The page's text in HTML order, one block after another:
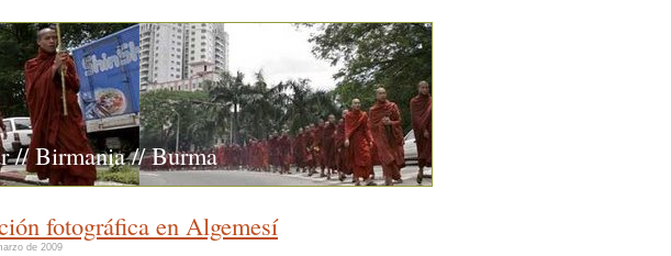
// Birmania // Burma
fotográfica en Algemesí
de 2009